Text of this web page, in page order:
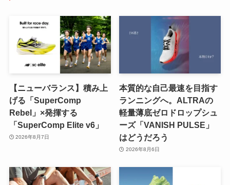
【ニューバランス】積み上
げる「SuperComp
Rebel」×発揮する
「SuperComp Elite v6」
2026年8月7日
本質的な自己最速を目指す
ランニングへ。ALTRAの
軽量薄底ゼロドロップシュ
ーズ「VANISH PULSE」
はどうだろう
2026年8月6日